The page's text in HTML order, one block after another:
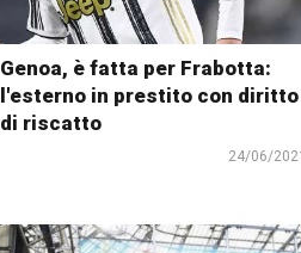
Genoa, è fatta per Frabotta:
l'esterno in prestito con diritto
di riscatto
24/06/